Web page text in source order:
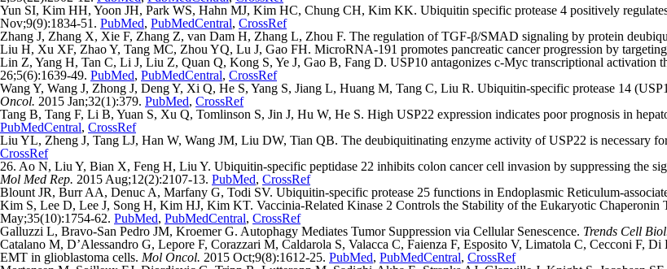
Yun SI, Kim HH, Yoon JH, Park WS, Hahn MJ, Kim HC, Chung CH, Kim KK. Ubiquitin specific protease 4 positively
Nov;9(9):1834-51. PubMed, PubMedCentral, CrossRef
Zhang J, Zhang X, Xie F, Zhang Z, van Dam H, Zhang L, Zhou F. The regulation of TGF-β/SMAD signaling by protein
Liu H, Xu XF, Zhao Y, Tang MC, Zhou YQ, Lu J, Gao FH. MicroRNA-191 promotes pancreatic cancer progression by
Lin Z, Yang H, Tan C, Li J, Liu Z, Quan Q, Kong S, Ye J, Gao B, Fang D. USP10 antagonizes c-Myc transcriptional activation
26;5(6):1639-49. PubMed, PubMedCentral, CrossRef
Wang Y, Wang J, Zhong J, Deng Y, Xi Q, He S, Yang S, Jiang L, Huang M, Tang C, Liu R. Ubiquitin-specific protease 14
Oncol. 2015 Jan;32(1):379. PubMed, CrossRef
Tang B, Tang F, Li B, Yuan S, Xu Q, Tomlinson S, Jin J, Hu W, He S. High USP22 expression indicates poor prognosis in
PubMedCentral, CrossRef
Liu YL, Zheng J, Tang LJ, Han W, Wang JM, Liu DW, Tian QB. The deubiquitinating enzyme activity of USP22 is necessary
CrossRef
26. Ao N, Liu Y, Bian X, Feng H, Liu Y. Ubiquitin-specific peptidase 22 inhibits colon cancer cell invasion by suppressing the
Mol Med Rep. 2015 Aug;12(2):2107-13. PubMed, CrossRef
Blount JR, Burr AA, Denuc A, Marfany G, Todi SV. Ubiquitin-specific protease 25 functions in Endoplasmic Reticulum-
Kim S, Lee D, Lee J, Song H, Kim HJ, Kim KT. Vaccinia-Related Kinase 2 Controls the Stability of the Eukaryotic
May;35(10):1754-62. PubMed, PubMedCentral, CrossRef
Galluzzi L, Bravo-San Pedro JM, Kroemer G. Autophagy Mediates Tumor Suppression via Cellular Senescence. Trends Cell
Catalano M, D’Alessandro G, Lepore F, Corazzari M, Caldarola S, Valacca C, Faienza F, Esposito V, Limatola C, Cecconi F,
EMT in glioblastoma cells. Mol Oncol. 2015 Oct;9(8):1612-25. PubMed, PubMedCentral, CrossRef